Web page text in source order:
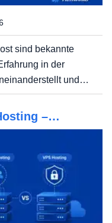
sind bekannte
in der
und
Betriebszeit,
werden einige
–